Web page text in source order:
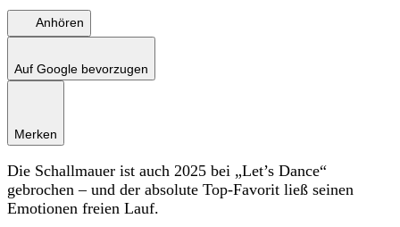
Anhören
Auf Google bevorzugen
Merken
Die Schallmauer ist auch 2025 bei „Let’s Dance“
gebrochen – und der absolute Top-Favorit ließ seinen
Emotionen freien Lauf.